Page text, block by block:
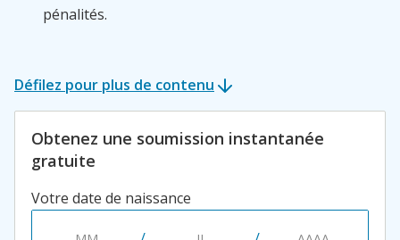
pénalités.
Défilez pour plus de contenu
Obtenez une soumission instantanée
gratuite
Votre date de naissance